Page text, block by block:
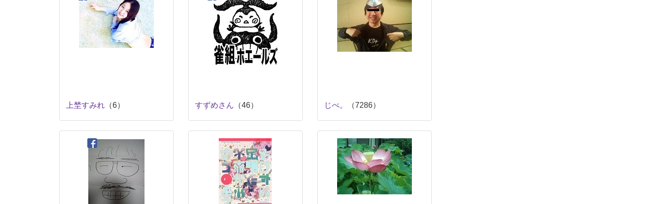
上埜すみれ （6） すずめさん （46） じべ。 （7286）